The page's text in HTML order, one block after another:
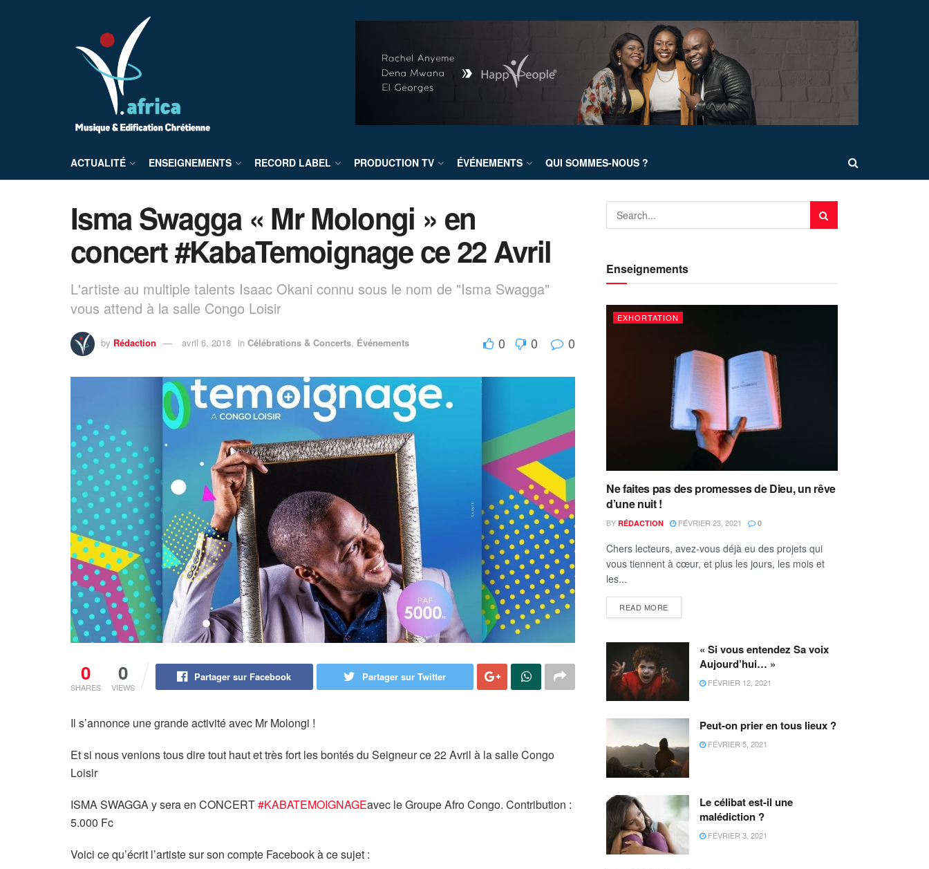
ACTUALITÉ ENSEIGNEMENTS RECORD LABEL PRODUCTION TV ÉVÉNEMENTS QUI SOMMES-NOUS ?
Isma Swagga « Mr Molongi » en
concert #KabaTemoignage ce 22 Avril
L'artiste au multiple talents Isaac Okani connu sous le nom de "Isma Swagga"
vous attend à la salle Congo Loisir
by Rédaction avril 6, 2018 in Célébrations & Concerts, Événements 0 0 0
0
SHARES
0
VIEWS
Partager sur Facebook Partager sur Twitter
Il s’annonce une grande activité avec Mr Molongi !
Et si nous venions tous dire tout haut et très fort les bontés du Seigneur ce 22 Avril à la salle Congo
Loisir
ISMA SWAGGA y sera en CONCERT#KABATEMOIGNAGEavec le Groupe Afro Congo. Contribution :
5.000 Fc
Voici ce qu’écrit l’artiste sur son compte Facebook à ce sujet :
Enseignements
EXHORTATION
Ne faites pas des promesses de Dieu, un rêve
d’une nuit !
BY RÉDACTION FÉVRIER 23, 2021 0
Chers lecteurs, avez-vous déjà eu des projets qui
vous tiennent à cœur, et plus les jours, les mois et
les...
READ MORE
« Si vous entendez Sa voix
Aujourd’hui… »
FÉVRIER 12, 2021
Peut-on prier en tous lieux ?
FÉVRIER 5, 2021
Le célibat est-il une
malédiction ?
FÉVRIER 3, 2021